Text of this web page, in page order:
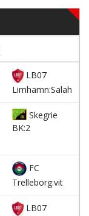
LB07
Limhamn:Salah
Skegrie
BK:2
FC
Trelleborg:vit
LB07